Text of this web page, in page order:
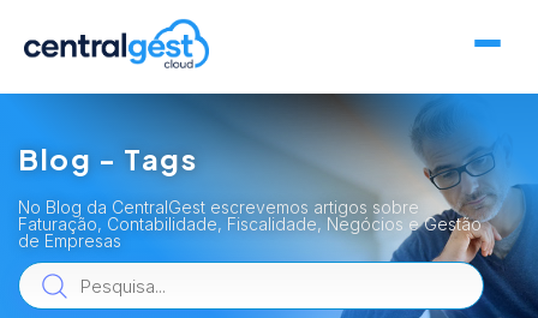
Blog - Tags
No Blog da CentralGest escrevemos artigos sobre
Faturação, Contabilidade, Fiscalidade, Negócios e Gestão
de Empresas